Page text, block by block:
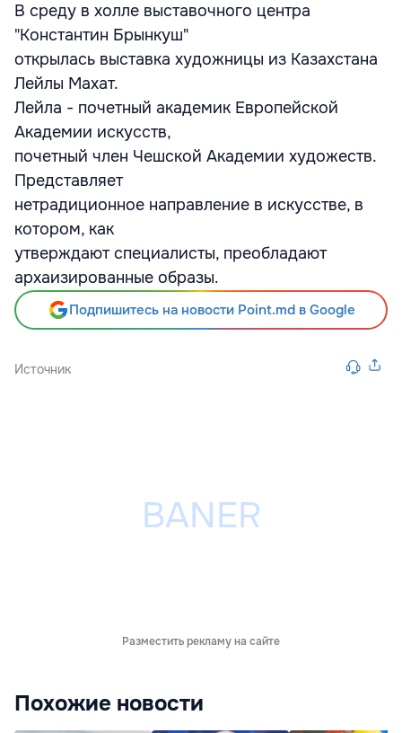
В среду в холле выставочного центра
"Константин Брынкуш"
открылась выставка художницы из Казахстана
Лейлы Махат.
Лейла - почетный академик Европейской
Академии искусств,
почетный член Чешской Академии художеств.
Представляет
нетрадиционное направление в искусстве, в
котором, как
утверждают специалисты, преобладают
архаизированные образы.
Подпишитесь на новости Point.md в Google
Источник
Разместить рекламу на сайте
Похожие новости